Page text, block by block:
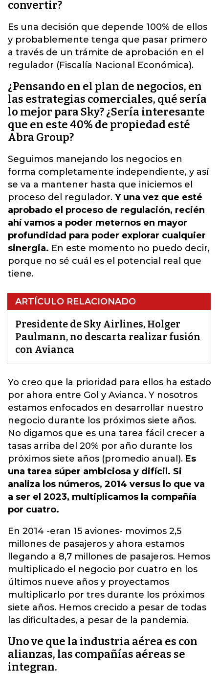
convertir?
Es una decisión que depende 100% de ellos
y probablemente tenga que pasar primero
a través de un trámite de aprobación en el
regulador (Fiscalía Nacional Económica).
¿Pensando en el plan de negocios, en
las estrategias comerciales, qué sería
lo mejor para Sky? ¿Sería interesante
que en este 40% de propiedad esté
Abra Group?
Seguimos manejando los negocios en
forma completamente independiente, y así
se va a mantener hasta que iniciemos el
proceso del regulador. Y una vez que esté
aprobado el proceso de regulación, recién
ahí vamos a poder meternos en mayor
profundidad para poder explorar cualquier
sinergia. En este momento no puedo decir,
porque no sé cuál es el potencial real que
tiene.
ARTÍCULO RELACIONADO
Presidente de Sky Airlines, Holger
Paulmann, no descarta realizar fusión
con Avianca
Yo creo que la prioridad para ellos ha estado
por ahora entre Gol y Avianca. Y nosotros
estamos enfocados en desarrollar nuestro
negocio durante los próximos siete años.
No digamos que es una tarea fácil crecer a
tasas arriba del 20% por año durante los
próximos siete años (promedio anual). Es
una tarea súper ambiciosa y difícil. Si
analiza los números, 2014 versus lo que va
a ser el 2023, multiplicamos la compañía
por cuatro.
En 2014 -eran 15 aviones- movimos 2,5
millones de pasajeros y ahora estamos
llegando a 8,7 millones de pasajeros. Hemos
multiplicado el negocio por cuatro en los
últimos nueve años y proyectamos
multiplicarlo por tres durante los próximos
siete años. Hemos crecido a pesar de todas
las dificultades, a pesar de la pandemia.
Uno ve que la industria aérea es con
alianzas, las compañías aéreas se
integran.